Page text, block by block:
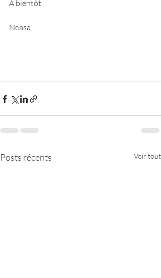
À bientôt,
Neasa
Posts récents Voir tout